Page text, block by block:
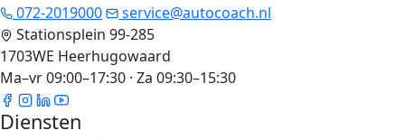
072-2019000
service@autocoach.nl
Stationsplein 99-285
1703WE Heerhugowaard
Ma–vr 09:00–17:30 · Za 09:30–15:30
Diensten